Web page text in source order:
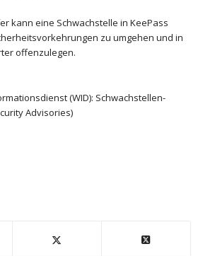
kann eine Schwachstelle in KeePass
zu umgehen und in
offenzulegen.
(WID): Schwachstellen-
Advisories)